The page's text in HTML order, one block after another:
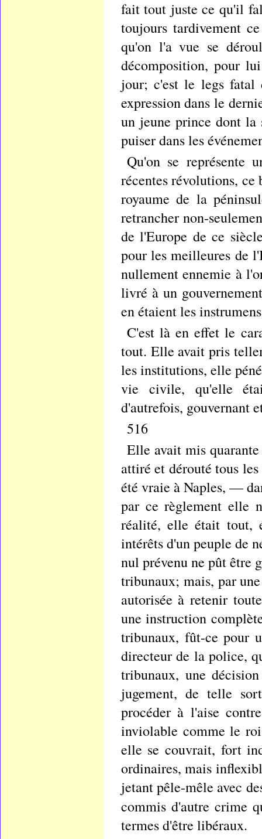
fait tout juste ce qu'il
toujours tardivement
qu'on l'a vue se
décomposition, pour
jour; c'est le legs fatal
expression dans le
un jeune prince dont la
puiser dans les
Qu'on se représente
récentes révolutions,
royaume de la
retrancher non-
de l'Europe de ce
pour les meilleures de
nullement ennemie à
livré à un
en étaient les
C'est là en effet le
tout. Elle avait pris
les institutions, elle
vie civile, qu'elle
d'autrefois, gouvernant
516
Elle avait mis
attiré et dérouté tous
été vraie à Naples, —
par ce règlement elle
réalité, elle était tout,
intérêts d'un peuple de
nul prévenu ne pût être
tribunaux; mais, par
autorisée à retenir
une instruction
tribunaux, fût-ce pour
directeur de la police,
tribunaux, une
jugement, de telle
procéder à l'aise
inviolable comme le
elle se couvrait, fort
ordinaires, mais
jetant pêle-mêle avec
commis d'autre crime
termes d'être libéraux.